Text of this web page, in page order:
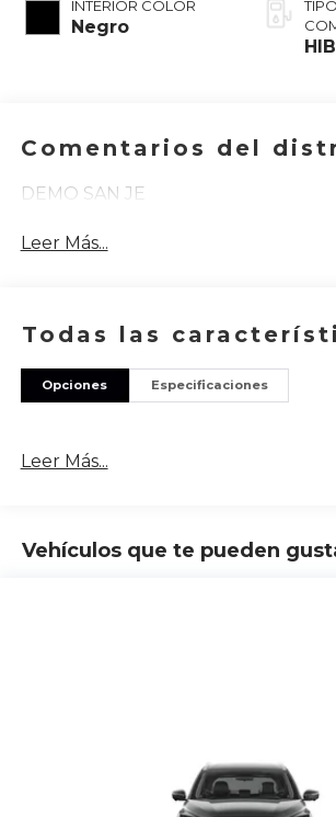
INTERIOR COLOR
Negro
Comentarios del
DEMO SAN JE
Leer Más...
Todas las
Opciones Especificaciones
Leer Más...
Vehículos que te pueden